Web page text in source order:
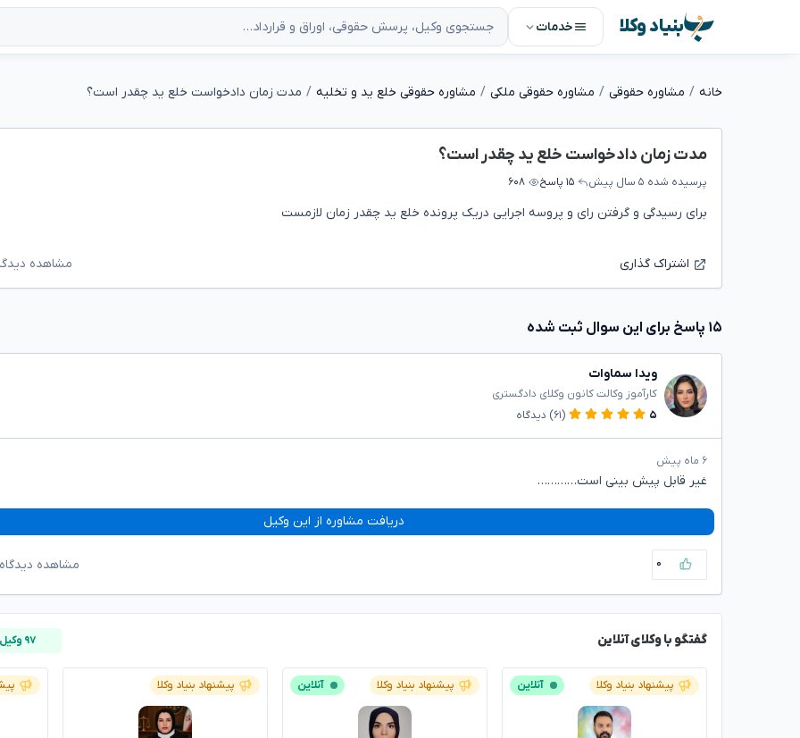
بنیاد وکلا خدمات
خانه مشاوره حقوقی مشاوره حقوقی ملکی مشاوره حقوقی خلع ید و تخلیه مدت زمان دادخواست خلع ید چقدر است؟
مدت زمان دادخواست خلع ید چقدر است؟
پرسیده شده ۵ سال پیش ۱۵ پاسخ ۶۰۸
برای رسیدگی و گرفتن رای و پروسه اجرایی دریک پرونده خلع ید چقدر زمان لازمست
اشتراک گذاری مشاهده
۱۵ پاسخ برای این سوال ثبت شده
ویدا سماوات
کارآموز وکالت کانون وکلای دادگستری
۵
(۶۱) دیدگاه
۶ ماه پیش
غیر قابل پیش بینی است…………
دریافت مشاوره از این وکیل
۰ مشاهده
گفتگو با وکلای آنلاین ۹۷ وکیل آنلاین
پیشنهاد بنیاد وکلا آنلاین پیشنهاد بنیاد وکلا آنلاین پیشنهاد بنیاد وکلا